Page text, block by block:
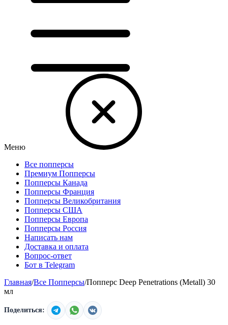
Меню
Все попперсы
Премиум Попперсы
Попперсы Канада
Попперсы Франция
Попперсы Великобритания
Попперсы США
Попперсы Европа
Попперсы Россия
Написать нам
Доставка и оплата
Вопрос-ответ
Бот в Telegram
Главная/Все Попперсы/Попперс Deep Penetrations (Metall) 30
мл
Поделиться: